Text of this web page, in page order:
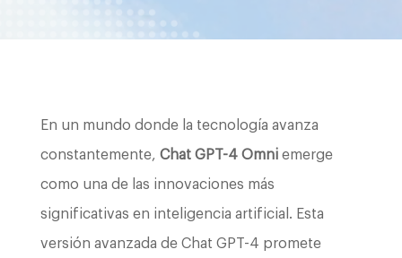
En un mundo donde la tecnología avanza
constantemente, Chat GPT-4 Omniemerge
como una de las innovaciones más
significativas en inteligencia artificial. Esta
versión avanzada de Chat GPT-4 promete